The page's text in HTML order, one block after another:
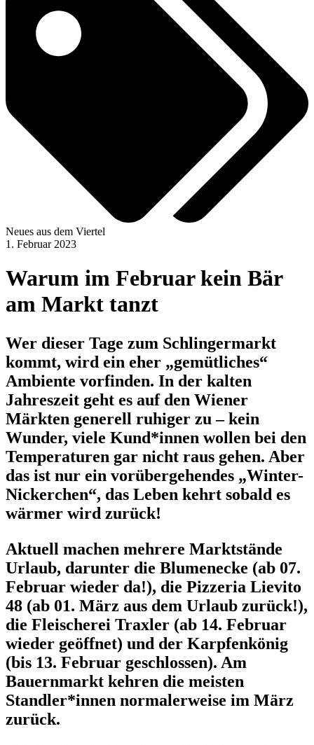
Neues aus dem Viertel
1. Februar 2023
Warum im Februar kein Bär
am Markt tanzt
Wer dieser Tage zum Schlingermarkt
kommt, wird ein eher „gemütliches“
Ambiente vorfinden. In der kalten
Jahreszeit geht es auf den Wiener
Märkten generell ruhiger zu – kein
Wunder, viele Kund*innen wollen bei den
Temperaturen gar nicht raus gehen. Aber
das ist nur ein vorübergehendes „Winter-
Nickerchen“, das Leben kehrt sobald es
wärmer wird zurück!
Aktuell machen mehrere Marktstände
Urlaub, darunter die Blumenecke (ab 07.
Februar wieder da!), die Pizzeria Lievito
48 (ab 01. März aus dem Urlaub zurück!),
die Fleischerei Traxler (ab 14. Februar
wieder geöffnet) und der Karpfenkönig
(bis 13. Februar geschlossen). Am
Bauernmarkt kehren die meisten
Standler*innen normalerweise im März
zurück.